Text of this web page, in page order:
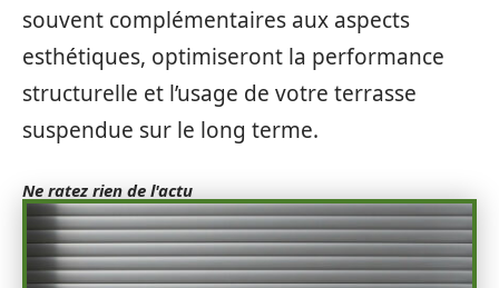
souvent complémentaires aux aspects
esthétiques, optimiseront la performance
structurelle et l’usage de votre terrasse
suspendue sur le long terme.
Ne ratez rien de l'actu